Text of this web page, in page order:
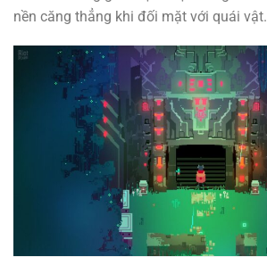
nền căng thẳng khi đối mặt với quái vật.